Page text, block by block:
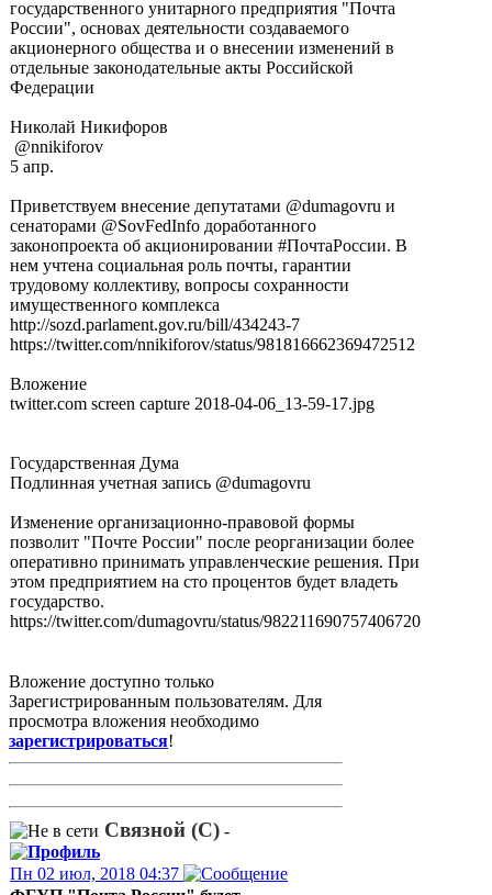
государственного унитарного предприятия "Почта
России", основах деятельности создаваемого
акционерного общества и о внесении изменений в
отдельные законодательные акты Российской
Федерации
Николай Никифоров
‏ @nnikiforov
5 апр.
Приветствуем внесение депутатами @dumagovru и
сенаторами @SovFedInfo доработанного
законопроекта об акционировании #ПочтаРоссии. В
нем учтена социальная роль почты, гарантии
трудовому коллективу, вопросы сохранности
имущественного комплекса
http://sozd.parlament.gov.ru/bill/434243-7
https://twitter.com/nnikiforov/status/981816662369472512
Вложение
twitter.com screen capture 2018-04-06_13-59-17.jpg
Государственная Дума
‏Подлинная учетная запись @dumagovru
Изменение организационно-правовой формы
позволит "Почте России" после реорганизации более
оперативно принимать управленческие решения. При
этом предприятием на сто процентов будет владеть
государство.
https://twitter.com/dumagovru/status/982211690757406720
Вложение доступно только
Зарегистрированным пользователям. Для
просмотра вложения необходимо
зарегистрироваться!
Связной (С) -
Пн 02 июл, 2018 04:37